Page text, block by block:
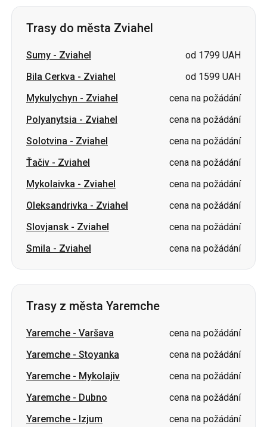
Mykulychyn -Zviahel
Polyanytsia-Zviahel
cena na požádání
Solotvina-Zviahel
cena na požádání
Ťačiv-Zviahel
cena na požádání
Mykolaivka-Zviahel
cena na požádání
Oleksandrivka-Zviahel
cena na požádání
Slovjansk-Zviahel
cena na požádání
Smila-Zviahel cena na požádání
Trasy z města Yaremche
Yaremche-Varšava
cena na požádání
Yaremche-Mykolajiv
Yaremche-Dubno
cena na požádání
Yaremche-Izjum
cena na požádání
Yaremche-Zolotonoša
cena na požádání
Yaremche-Čerkasy
cena na požádání
Yaremche-Katovice
cena na požádání